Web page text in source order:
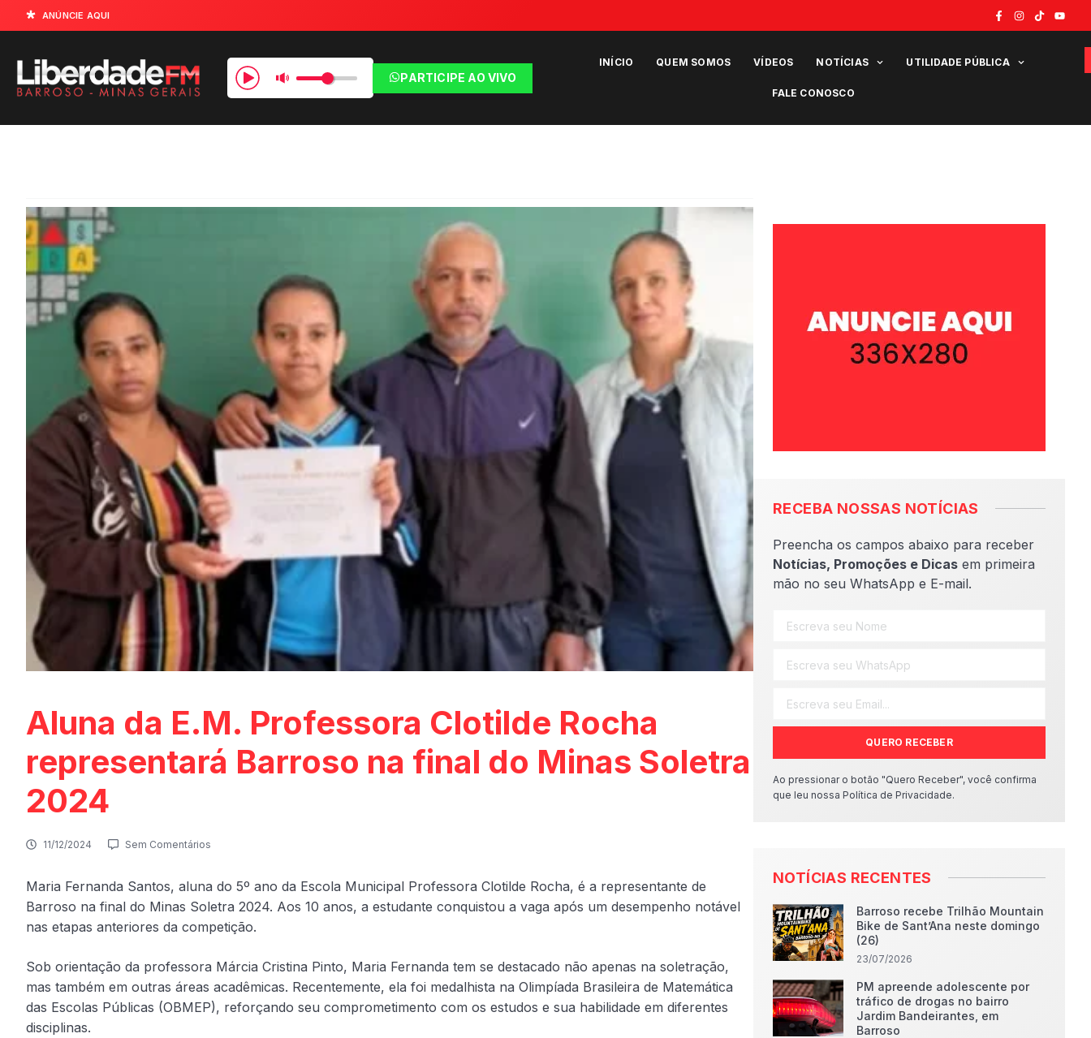
ANÚNCIE AQUI
PARTICIPE AO VIVO
INÍCIO QUEM SOMOS VÍDEOS NOTÍCIAS UTILIDADE PÚBLICA
FALE CONOSCO
Aluna da E.M. Professora Clotilde Rocha
representará Barroso na final do Minas Soletra
2024
11/12/2024 Sem Comentários
Maria Fernanda Santos, aluna do 5º ano da Escola Municipal Professora Clotilde Rocha, é a representante de
Barroso na final do Minas Soletra 2024. Aos 10 anos, a estudante conquistou a vaga após um desempenho notável
nas etapas anteriores da competição.
Sob orientação da professora Márcia Cristina Pinto, Maria Fernanda tem se destacado não apenas na soletração,
mas também em outras áreas acadêmicas. Recentemente, ela foi medalhista na Olimpíada Brasileira de Matemática
das Escolas Públicas (OBMEP), reforçando seu comprometimento com os estudos e sua habilidade em diferentes
disciplinas.
RECEBA NOSSAS NOTÍCIAS
Preencha os campos abaixo para receber
Notícias, Promoções e Dicas em primeira
mão no seu WhatsApp e E-mail.
QUERO RECEBER
Ao pressionar o botão "Quero Receber", você confirma
que leu nossa Política de Privacidade.
NOTÍCIAS RECENTES
Barroso recebe Trilhão Mountain
Bike de Sant’Ana neste domingo
(26)
23/07/2026
PM apreende adolescente por
tráfico de drogas no bairro
Jardim Bandeirantes, em
Barroso